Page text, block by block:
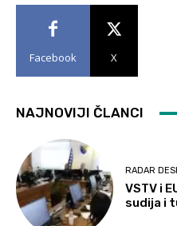
Facebook X
NAJNOVIJI ČLANCI
RADAR
VSTV i
sudija i